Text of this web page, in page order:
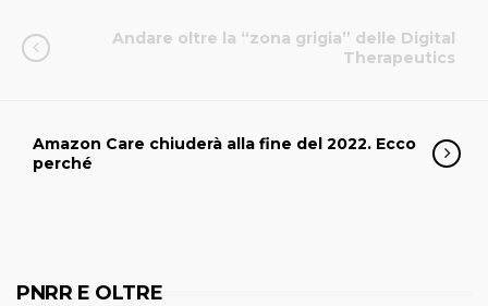
Andare oltre la “zona grigia” delle Digital
Therapeutics
Amazon Care chiuderà alla fine del 2022. Ecco
perché
PNRR E OLTRE